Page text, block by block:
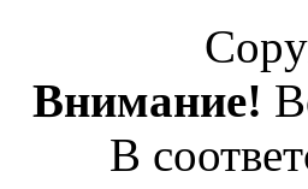
Внимание!
В